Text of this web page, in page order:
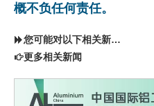
概不负任何责任。
您可能对以下相关新闻同样感兴趣
更多相关新闻